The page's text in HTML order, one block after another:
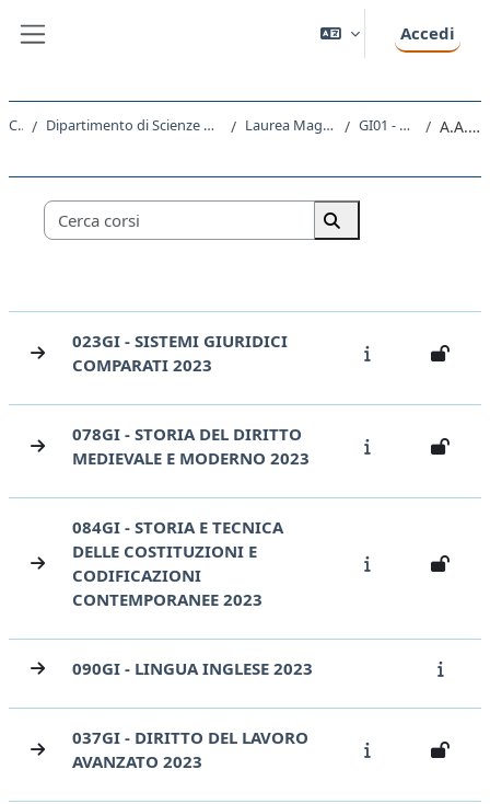
Accedi
Corsi Dipartimento di Scienze Giuridiche, del Linguaggio, dell`Interpretazione e della Traduzione Laurea Magistrale Ciclo Unico 5 anni GI01 - GIURISPRUDENZA A.A. 2023 - 2024
Categorie di corso
Cerca corsi
Cerca corsi
023GI - SISTEMI GIURIDICI
COMPARATI 2023
078GI - STORIA DEL DIRITTO
MEDIEVALE E MODERNO 2023
084GI - STORIA E TECNICA
DELLE COSTITUZIONI E
CODIFICAZIONI
CONTEMPORANEE 2023
090GI - LINGUA INGLESE 2023
037GI - DIRITTO DEL LAVORO
AVANZATO 2023